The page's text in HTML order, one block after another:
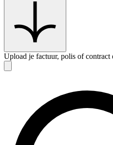
Upload je factuur, polis of contract